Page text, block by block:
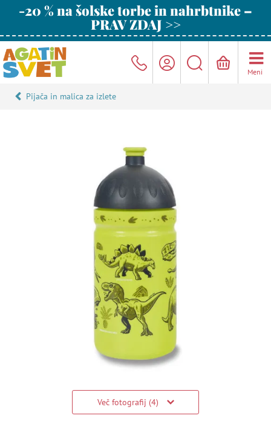
-20 % na šolske torbe in nahrbtnike –
PRAV ZDAJ >>
Meni
Pijača in malica za izlete
Več fotografij (4)